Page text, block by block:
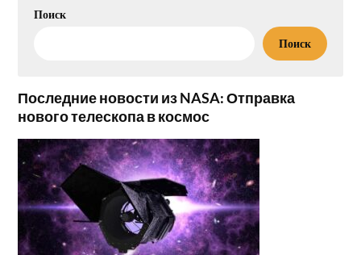
Поиск
Поиск
Последние новости из NASA: Отправка
нового телескопа в космос